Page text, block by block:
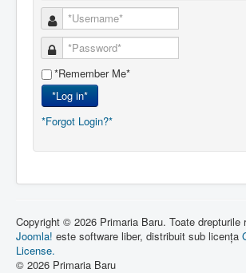
*Remember Me*
*Log in*
*Forgot Login?*
Copyright © 2026 Primaria Baru. Toate drepturile
Joomla! este software liber, distribuit sub licența
License.
© 2026 Primaria Baru